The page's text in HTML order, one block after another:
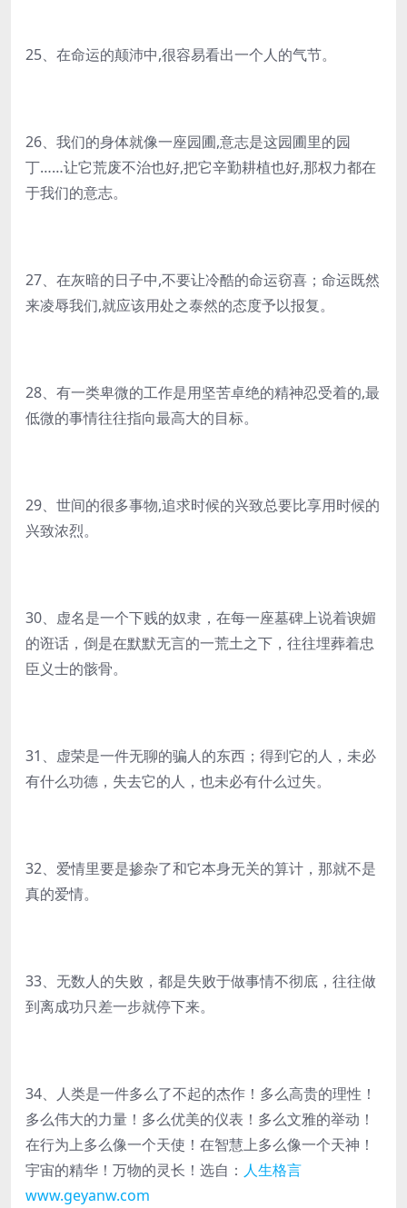
25、在命运的颠沛中,很容易看出一个人的气节。
26、我们的身体就像一座园圃,意志是这园圃里的园
丁……让它荒废不治也好,把它辛勤耕植也好,那权力都在
于我们的意志。
27、在灰暗的日子中,不要让冷酷的命运窃喜；命运既然
来凌辱我们,就应该用处之泰然的态度予以报复。
28、有一类卑微的工作是用坚苦卓绝的精神忍受着的,最
低微的事情往往指向最高大的目标。
29、世间的很多事物,追求时候的兴致总要比享用时候的
兴致浓烈。
30、虚名是一个下贱的奴隶，在每一座墓碑上说着谀媚
的诳话，倒是在默默无言的一荒土之下，往往埋葬着忠
臣义士的骸骨。
31、虚荣是一件无聊的骗人的东西；得到它的人，未必
有什么功德，失去它的人，也未必有什么过失。
32、爱情里要是掺杂了和它本身无关的算计，那就不是
真的爱情。
33、无数人的失败，都是失败于做事情不彻底，往往做
到离成功只差一步就停下来。
34、人类是一件多么了不起的杰作！多么高贵的理性！
多么伟大的力量！多么优美的仪表！多么文雅的举动！
在行为上多么像一个天使！在智慧上多么像一个天神！
宇宙的精华！万物的灵长！选自： 人生格言
www.geyanw.com